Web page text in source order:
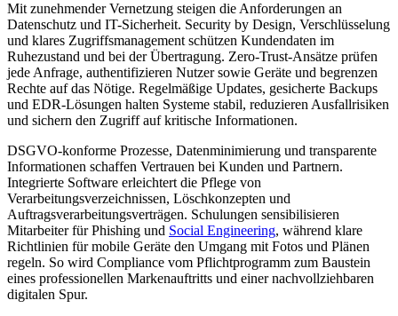
Mit zunehmender Vernetzung steigen die Anforderungen an
Datenschutz und IT-Sicherheit. Security by Design, Verschlüsselung
und klares Zugriffsmanagement schützen Kundendaten im
Ruhezustand und bei der Übertragung. Zero-Trust-Ansätze prüfen
jede Anfrage, authentifizieren Nutzer sowie Geräte und begrenzen
Rechte auf das Nötige. Regelmäßige Updates, gesicherte Backups
und EDR-Lösungen halten Systeme stabil, reduzieren Ausfallrisiken
und sichern den Zugriff auf kritische Informationen.
DSGVO-konforme Prozesse, Datenminimierung und transparente
Informationen schaffen Vertrauen bei Kunden und Partnern.
Integrierte Software erleichtert die Pflege von
Verarbeitungsverzeichnissen, Löschkonzepten und
Auftragsverarbeitungsverträgen. Schulungen sensibilisieren
Mitarbeiter für Phishing und Social Engineering, während klare
Richtlinien für mobile Geräte den Umgang mit Fotos und Plänen
regeln. So wird Compliance vom Pflichtprogramm zum Baustein
eines professionellen Markenauftritts und einer nachvollziehbaren
digitalen Spur.